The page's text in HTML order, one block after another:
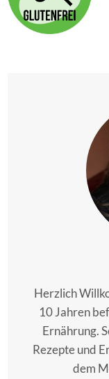
Herzlich
10 Jahren
Ernährung.
Rezepte und
dem